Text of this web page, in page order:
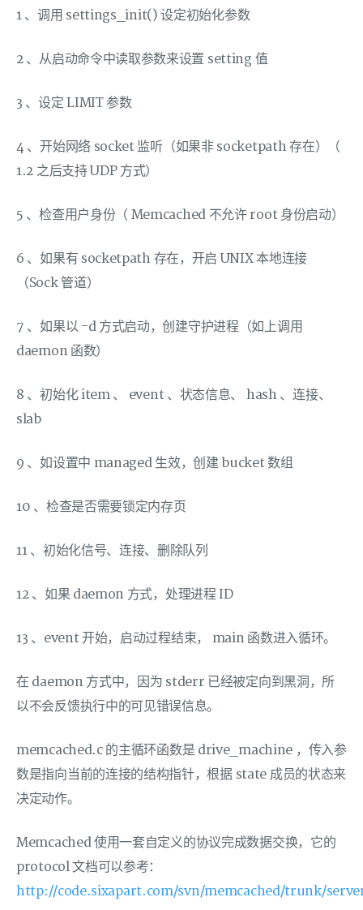
1 、调用 settings_init() 设定初始化参数
2 、从启动命令中读取参数来设置 setting 值
3 、设定 LIMIT 参数
4 、开始网络 socket 监听（如果非 socketpath 存在）（
1.2 之后支持 UDP 方式）
5 、检查用户身份（ Memcached 不允许 root 身份启动）
6 、如果有 socketpath 存在，开启 UNIX 本地连接
（Sock 管道）
7 、如果以 -d 方式启动，创建守护进程（如上调用
daemon 函数）
8 、初始化 item 、 event 、状态信息、 hash 、连接、
slab
9 、如设置中 managed 生效，创建 bucket 数组
10 、检查是否需要锁定内存页
11 、初始化信号、连接、删除队列
12 、如果 daemon 方式，处理进程 ID
13 、event 开始，启动过程结束， main 函数进入循环。
在 daemon 方式中，因为 stderr 已经被定向到黑洞，所
以不会反馈执行中的可见错误信息。
memcached.c 的主循环函数是 drive_machine ，传入参
数是指向当前的连接的结构指针，根据 state 成员的状态来
决定动作。
Memcached 使用一套自定义的协议完成数据交换，它的
protocol 文档可以参考：
http://code.sixapart.com/svn/memcached/trunk/